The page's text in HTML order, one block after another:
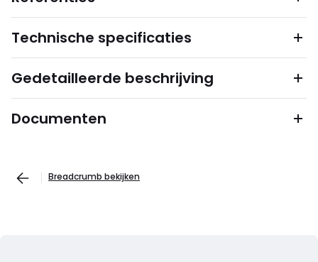
Technische specificaties
Gedetailleerde beschrijving
Documenten
Breadcrumb bekijken